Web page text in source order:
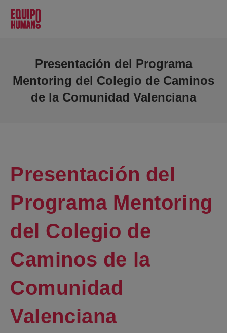
Presentación del Programa
Mentoring del Colegio de Caminos
de la Comunidad Valenciana
Presentación del
Programa Mentoring
del Colegio de
Caminos de la
Comunidad
Valenciana